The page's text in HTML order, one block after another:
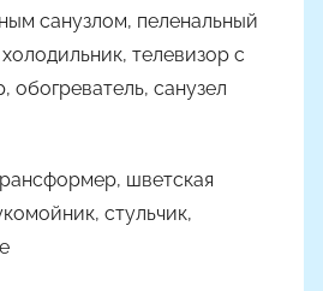
санузлом, пеленальный
телевизор с
обогреватель, санузел
шветская
стульчик,